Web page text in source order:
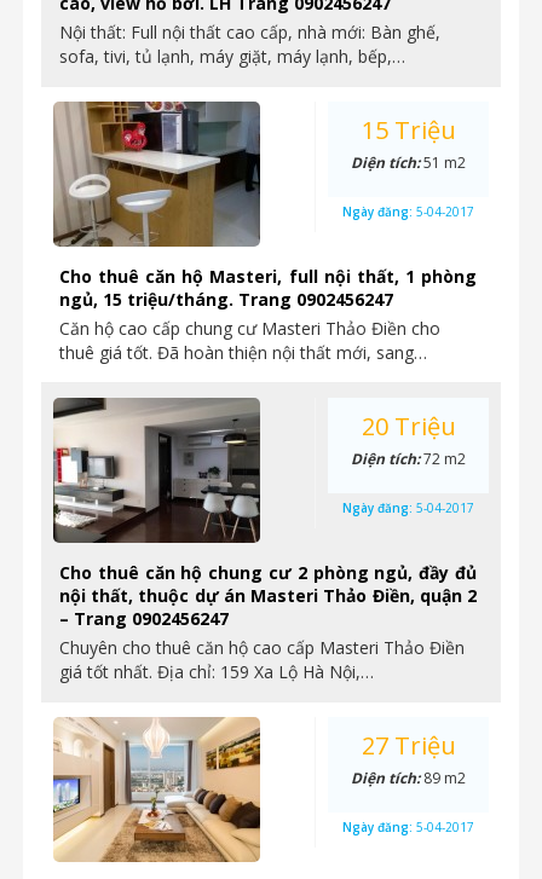
Nội thất: Full nội thất cao cấp, nhà mới: Bàn ghế,
sofa, tivi, tủ lạnh, máy giặt, máy lạnh, bếp,…
Cho thuê căn hộ Masteri, full nội thất, 1 phòng
ngủ, 15 triệu/tháng. Trang 0902456247
Căn hộ cao cấp chung cư Masteri Thảo Điền cho
thuê giá tốt. Đã hoàn thiện nội thất mới, sang…
15 Triệu
Diện tích:51 m2
Ngày đăng: 5-04-2017
Cho thuê căn hộ chung cư 2 phòng ngủ, đầy đủ
nội thất, thuộc dự án Masteri Thảo Điền, quận 2
– Trang 0902456247
Chuyên cho thuê căn hộ cao cấp Masteri Thảo Điền
giá tốt nhất. Địa chỉ: 159 Xa Lộ Hà Nội,…
20 Triệu
Diện tích:72 m2
Ngày đăng: 5-04-2017
27 Triệu
Diện tích:89 m2
Ngày đăng: 5-04-2017